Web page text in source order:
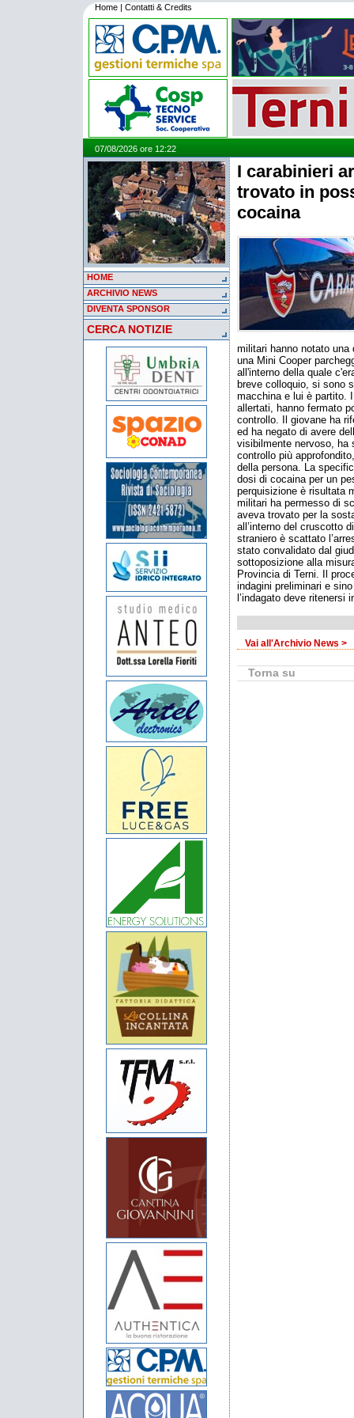
Home | Contatti & Credits
07/08/2026 ore 12:22
HOME
ARCHIVIO NEWS
DIVENTA SPONSOR
CERCA NOTIZIE
I carabinieri
trovato in
cocaina
militari hanno notato
una Mini Cooper
all'interno della quale
breve colloquio, si sono
macchina e lui è partito.
allertati, hanno fermato
controllo. Il giovane ha
ed ha negato di avere
visibilmente nervoso, ha
controllo più
della persona. La
dosi di cocaina per un
perquisizione è risultata
militari ha permesso di
aveva trovato per la
all’interno del cruscotto
straniero è scattato
stato convalidato dal
sottoposizione alla
Provincia di Terni. Il
indagini preliminari e
l’indagato deve ritenersi
Vai all'Archivio News >
Torna su